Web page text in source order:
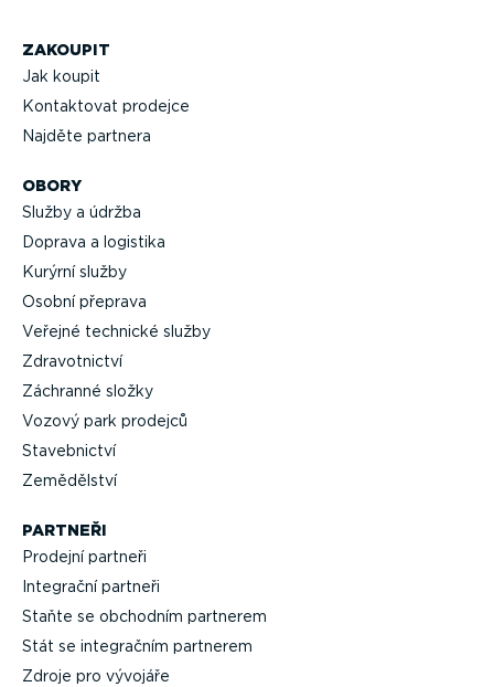
ZAKOUPIT
Jak koupit
Kontaktovat prodejce
Najděte partnera
OBORY
Služby a údržba
Doprava a logistika
Kurýrní služby
Osobní přeprava
Veřejné technické služby
Zdravot­nictví
Záchranné složky
Vozový park prodejců
Staveb­nictví
Zemědělství
PARTNEŘI
Prodejní partneři
Integrační partneři
Staňte se obchodním partnerem
Stát se integračním partnerem
Zdroje pro vývojáře